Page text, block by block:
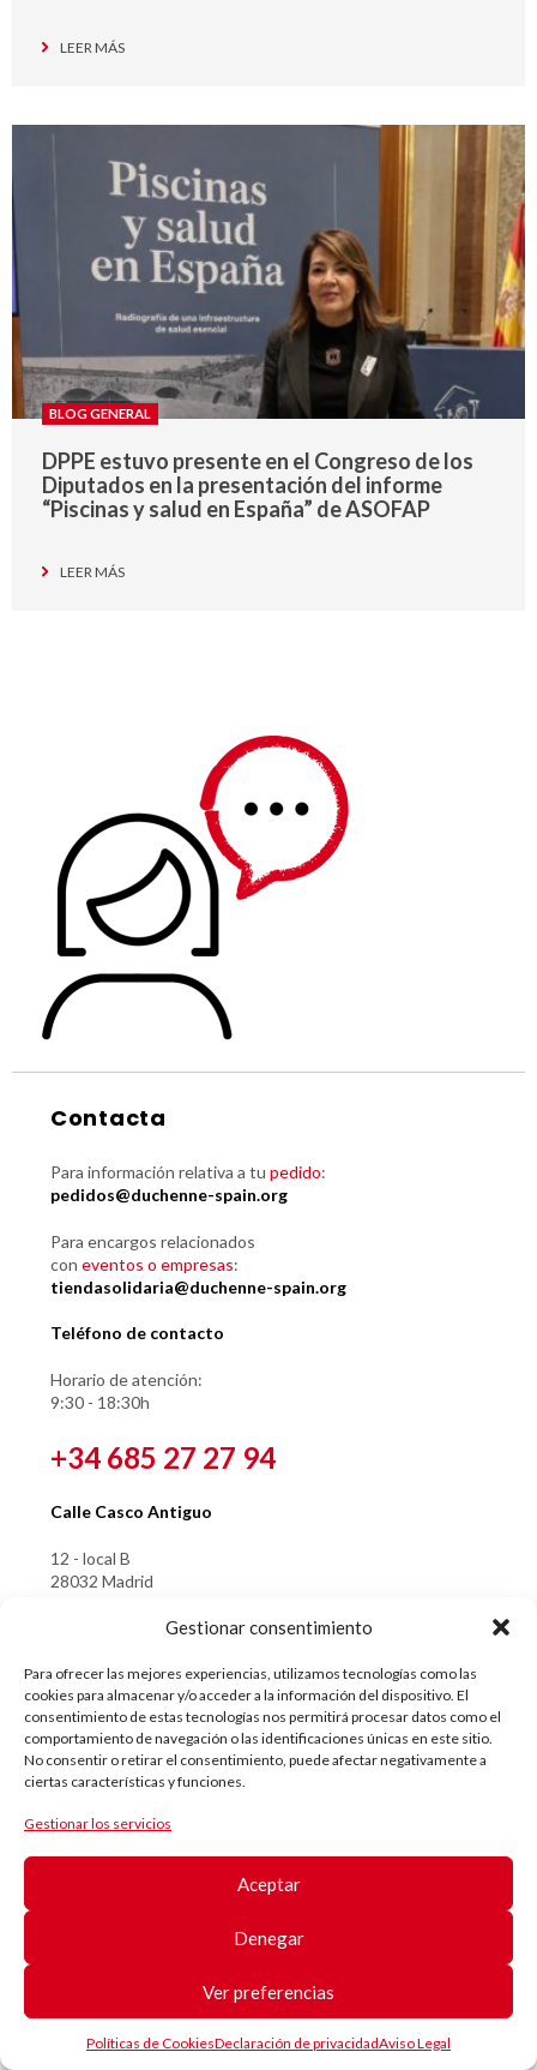
Gestionar consentimiento
Para ofrecer las mejores experiencias, utilizamos tecnologías como las
cookies para almacenar y/o acceder a la información del dispositivo. El
consentimiento de estas tecnologías nos permitirá procesar datos como el
comportamiento de navegación o las identificaciones únicas en este sitio.
No consentir o retirar el consentimiento, puede afectar negativamente a
ciertas características y funciones.
Gestionar los servicios
Aceptar
Denegar
Ver preferencias
Políticas de CookiesDeclaración de privacidadAviso Legal
LEER MÁS
BLOG GENERAL
DPPE estuvo presente en el Congreso de los
Diputados en la presentación del informe
“Piscinas y salud en España” de ASOFAP
LEER MÁS
Contacta
Para información relativa a tu pedido:
pedidos@duchenne-spain.org
Para encargos relacionados
con eventos o empresas:
tiendasolidaria@duchenne-spain.org
Teléfono de contacto
Horario de atención:
9:30 - 18:30h
+34 685 27 27 94
Calle Casco Antiguo
12 - local B
28032 Madrid
Quiero hacer una
donación
DONA AHORA
SOMOS MIEMBROS DE